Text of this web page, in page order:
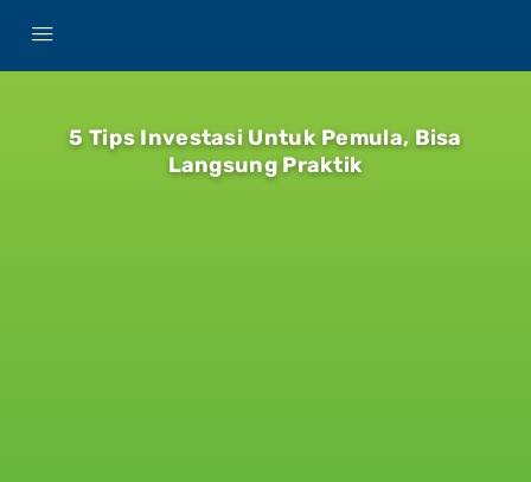
5 Tips Investasi Untuk Pemula, Bisa
Langsung Praktik